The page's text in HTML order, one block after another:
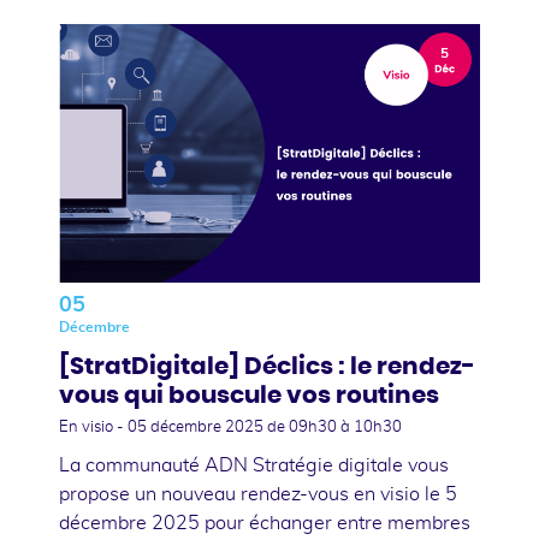
05
Décembre
[StratDigitale] Déclics : le rendez-
vous qui bouscule vos routines
En visio - 05 décembre 2025 de 09h30 à 10h30
La communauté ADN Stratégie digitale vous
propose un nouveau rendez-vous en visio le 5
décembre 2025 pour échanger entre membres